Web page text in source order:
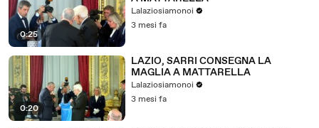
0:25
Lalaziosiamonoi
3 mesi fa
0:20
LAZIO, SARRI CONSEGNA LA
MAGLIA A MATTARELLA
Lalaziosiamonoi
3 mesi fa